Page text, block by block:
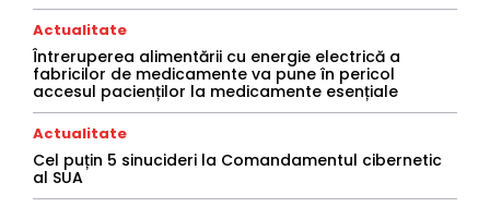
Actualitate
Întreruperea alimentării cu energie electrică a
fabricilor de medicamente va pune în pericol
accesul pacienților la medicamente esențiale
Actualitate
Cel puțin 5 sinucideri la Comandamentul cibernetic
al SUA